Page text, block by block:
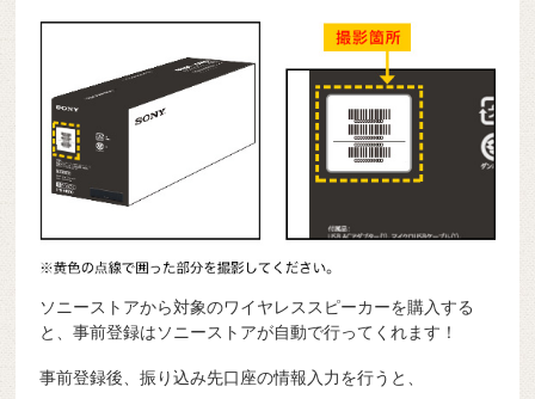
ソニーストアから対象のワイヤレススピーカーを購入する
と、事前登録はソニーストアが自動で行ってくれます！
事前登録後、振り込み先口座の情報入力を行うと、